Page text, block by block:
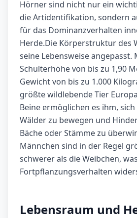
Hörner sind nicht nur ein
die Artidentifikation, sondern
für das Dominanzverhalten
Herde.Die Körperstruktur des
seine Lebensweise angepasst.
Schulterhöhe von bis zu 1,90
Gewicht von bis zu 1.000
größte wildlebende Tier
Beine ermöglichen es ihm,
Wälder zu bewegen und
Bäche oder Stämme zu
Männchen sind in der Regel
schwerer als die Weibchen,
Fortpflanzungsverhalten
Lebensraum und